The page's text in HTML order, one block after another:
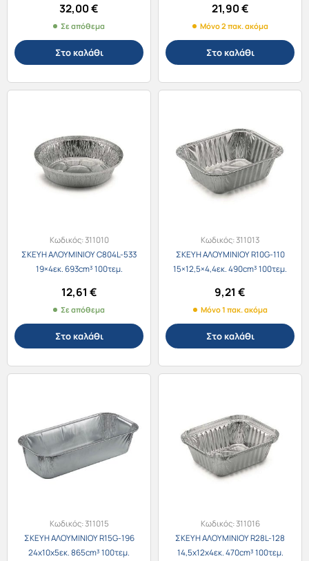
32,00€
Σε απόθεμα
Στο καλάθι
21,90€
Μόνο 2 πακ. ακόμα
Στο καλάθι
Κωδικός:311010
ΣΚΕΥΗ ΑΛΟΥΜΙΝΙΟΥ C804L-533
19×4εκ. 693cm³ 100τεμ.
12,61 €
Σε απόθεμα
Στο καλάθι
Κωδικός:311013
ΣΚΕΥΗ ΑΛΟΥΜΙΝΙΟΥ R10G-110
15×12,5×4,4εκ. 490cm³ 100τεμ.
9,21 €
Μόνο 1 πακ. ακόμα
Στο καλάθι
Κωδικός:311015
ΣΚΕΥΗ ΑΛΟΥΜΙΝΙΟΥ R15G-196
24x10x5εκ. 865cm³ 100τεμ.
Κωδικός:311016
ΣΚΕΥΗ ΑΛΟΥΜΙΝΙΟΥ R28L-128
14,5x12x4εκ. 470cm³ 100τεμ.